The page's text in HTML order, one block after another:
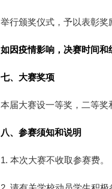
举行颁奖仪式，予以表彰奖
如因疫情影响，决赛时间和
七、大赛奖项
本届大赛设一等奖，二等奖
八、参赛须知和说明
1. 本次大赛不收取参赛费。